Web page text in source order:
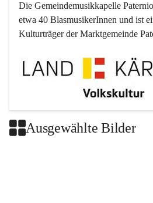
Die Gemeindemusikkapelle
etwa 40 BlasmusikerInnen und ist
Kulturträger der Marktgemeinde
Ausgewählte Bilder